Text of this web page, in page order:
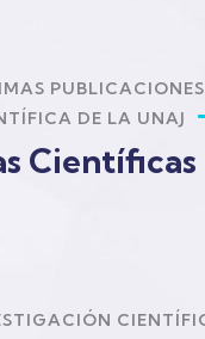
DE LA UNAJ
Científicas